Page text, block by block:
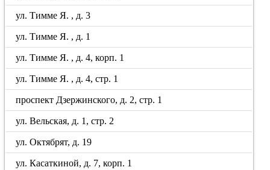
ул. Тимме Я. , д. 3
ул. Тимме Я. , д. 1
ул. Тимме Я. , д. 4, корп. 1
ул. Тимме Я. , д. 4, стр. 1
проспект Дзержинского, д. 2, стр. 1
ул. Вельская, д. 1, стр. 2
ул. Октябрят, д. 19
ул. Касаткиной, д. 7, корп. 1